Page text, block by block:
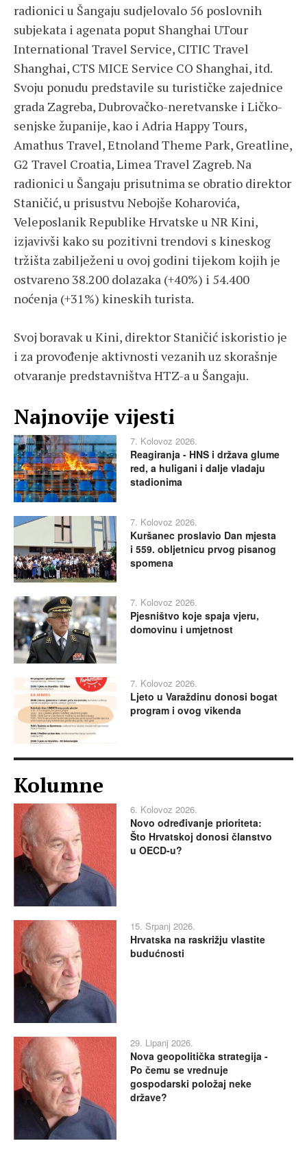
radionici u Šangaju sudjelovalo 56 poslovnih
subjekata i agenata poput Shanghai UTour
International Travel Service, CITIC Travel
Shanghai, CTS MICE Service CO Shanghai, itd.
Svoju ponudu predstavile su turističke zajednice
grada Zagreba, Dubrovačko-neretvanske i Ličko-
senjske županije, kao i Adria Happy Tours,
Amathus Travel, Etnoland Theme Park, Greatline,
G2 Travel Croatia, Limea Travel Zagreb. Na
radionici u Šangaju prisutnima se obratio direktor
Staničić, u prisustvu Nebojše Koharovića,
Veleposlanik Republike Hrvatske u NR Kini,
izjavivši kako su pozitivni trendovi s kineskog
tržišta zabilježeni u ovoj godini tijekom kojih je
ostvareno 38.200 dolazaka (+40%) i 54.400
noćenja (+31%) kineskih turista.
Svoj boravak u Kini, direktor Staničić iskoristio je
i za provođenje aktivnosti vezanih uz skorašnje
otvaranje predstavništva HTZ-a u Šangaju.
Najnovije vijesti
7. Kolovoz 2026.
Reagiranja - HNS i država glume
red, a huligani i dalje vladaju
stadionima
7. Kolovoz 2026.
Kuršanec proslavio Dan mjesta
i 559. obljetnicu prvog pisanog
spomena
7. Kolovoz 2026.
Pjesništvo koje spaja vjeru,
domovinu i umjetnost
7. Kolovoz 2026.
Ljeto u Varaždinu donosi bogat
program i ovog vikenda
Kolumne
6. Kolovoz 2026.
Novo određivanje prioriteta:
Što Hrvatskoj donosi članstvo
u OECD-u?
15. Srpanj 2026.
Hrvatska na raskrižju vlastite
budućnosti
29. Lipanj 2026.
Nova geopolitička strategija -
Po čemu se vrednuje
gospodarski položaj neke
države?